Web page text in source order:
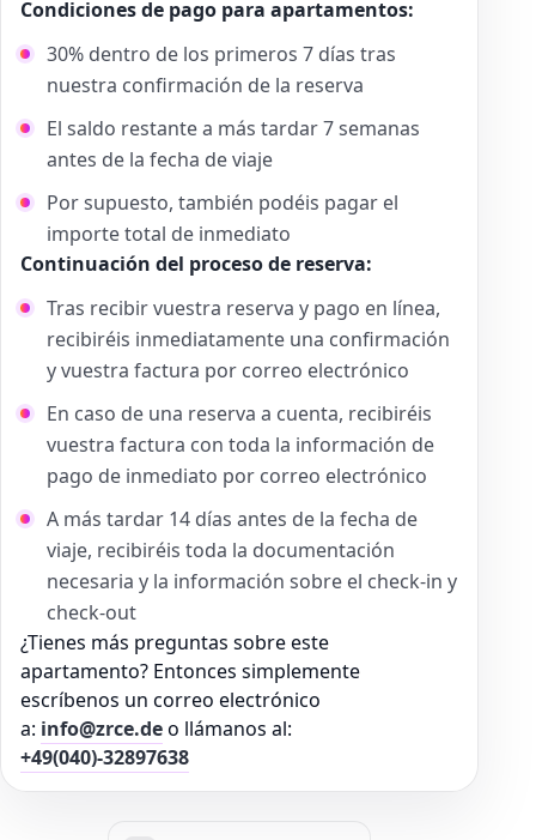
Condiciones de pago para apartamentos:
30% dentro de los primeros 7 días tras
nuestra confirmación de la reserva
El saldo restante a más tardar 7 semanas
antes de la fecha de viaje
Por supuesto, también podéis pagar el
importe total de inmediato
Continuación del proceso de reserva:
Tras recibir vuestra reserva y pago en línea,
recibiréis inmediatamente una confirmación
y vuestra factura por correo electrónico
En caso de una reserva a cuenta, recibiréis
vuestra factura con toda la información de
pago de inmediato por correo electrónico
A más tardar 14 días antes de la fecha de
viaje, recibiréis toda la documentación
necesaria y la información sobre el check-in y
check-out
¿Tienes más preguntas sobre este
apartamento? Entonces simplemente
escríbenos un correo electrónico
a: info@zrce.deo llámanos al:
+49(040)-32897638